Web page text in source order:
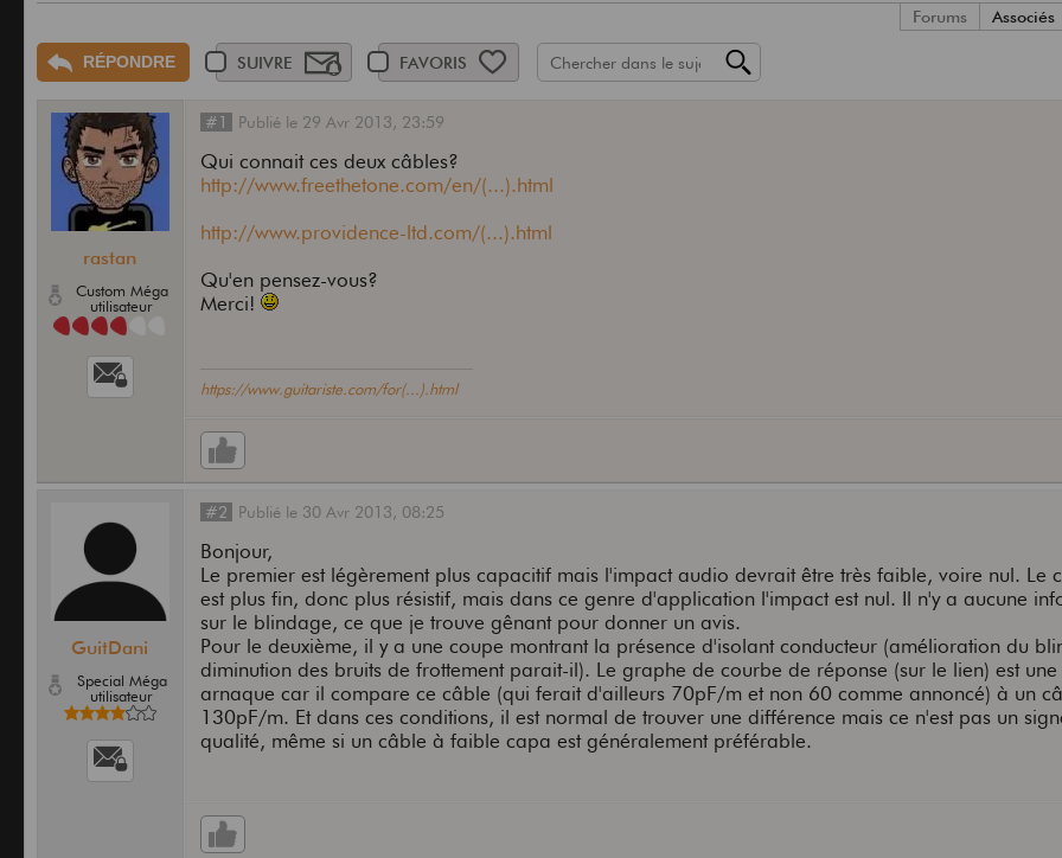
Forums Associés
RÉPONDRE SUIVRE FAVORIS
rastan
Custom Méga
utilisateur
#1 Publié le 29 Avr 2013, 23:59
Qui connait ces deux câbles?
http://www.freethetone.com/en/(...).html
http://www.providence-ltd.com/(...).html
Qu'en pensez-vous?
Merci!
https://www.guitariste.com/for(...).html
GuitDani
Special Méga
utilisateur
#2 Publié le 30 Avr 2013, 08:25
Bonjour,
Le premier est légèrement plus capacitif mais l'impact audio devrait être très faible, voire nul. Le
est plus fin, donc plus résistif, mais dans ce genre d'application l'impact est nul. Il n'y a aucune
sur le blindage, ce que je trouve gênant pour donner un avis.
Pour le deuxième, il y a une coupe montrant la présence d'isolant conducteur (amélioration du
diminution des bruits de frottement parait-il). Le graphe de courbe de réponse (sur le lien) est une
arnaque car il compare ce câble (qui ferait d'ailleurs 70pF/m et non 60 comme annoncé) à un
130pF/m. Et dans ces conditions, il est normal de trouver une différence mais ce n'est pas un
qualité, même si un câble à faible capa est généralement préférable.